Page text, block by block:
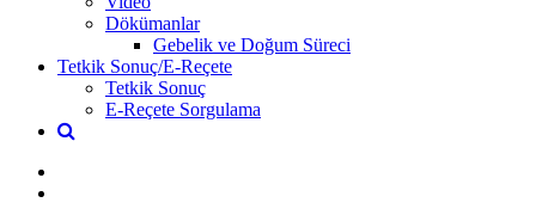
Dökümanlar
Gebelik ve Doğum Süreci
Tetkik Sonuç/E-Reçete
Tetkik Sonuç
E-Reçete Sorgulama